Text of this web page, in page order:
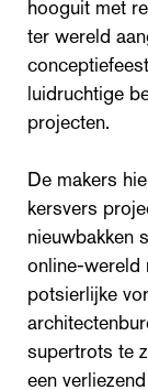
hooguit met
ter wereld
luidruchtige
projecten.
De makers
kersvers
nieuwbakken
online-wereld
potsierlijke
supertrots te
een